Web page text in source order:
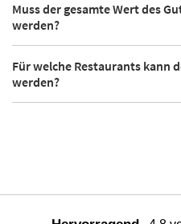
Muss der gesamte Wert des
werden?
Für welche Restaurants kann
werden?